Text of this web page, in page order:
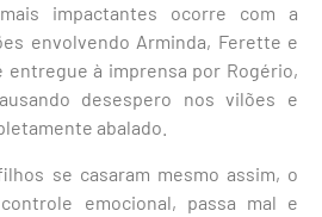
impactantes ocorre com a
envolvendo Arminda, Ferette e
entregue à imprensa por Rogério,
desespero nos vilões e
abalado.
se casaram mesmo assim, o
emocional, passa mal e